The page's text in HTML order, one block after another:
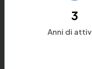
3
Anni di